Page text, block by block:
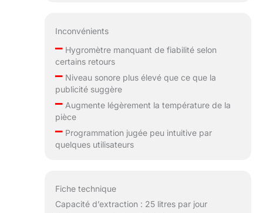
Inconvénients
–Hygromètre manquant de fiabilité selon
certains retours
–Niveau sonore plus élevé que ce que la
publicité suggère
–Augmente légèrement la température de la
pièce
–Programmation jugée peu intuitive par
quelques utilisateurs
Fiche technique
Capacité d’extraction : 25 litres par jour